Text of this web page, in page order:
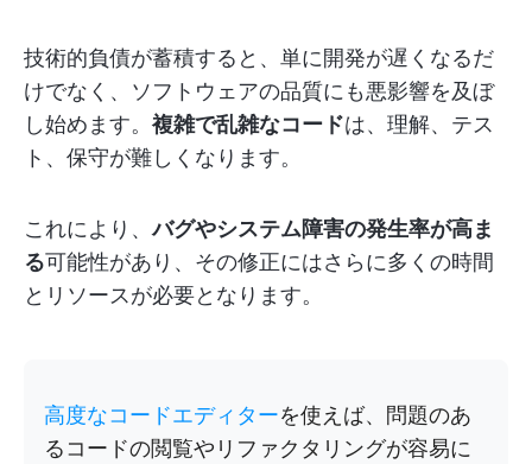
技術的負債が蓄積すると、単に開発が遅くなるだ
けでなく、ソフトウェアの品質にも悪影響を及ぼ
し始めます。 複雑で乱雑なコードは、理解、テス
ト、保守が難しくなります。
これにより、バグやシステム障害の発生率が高ま
る可能性があり、その修正にはさらに多くの時間
とリソースが必要となります。
高度なコードエディターを使えば、問題のあ
るコードの閲覧やリファクタリングが容易に